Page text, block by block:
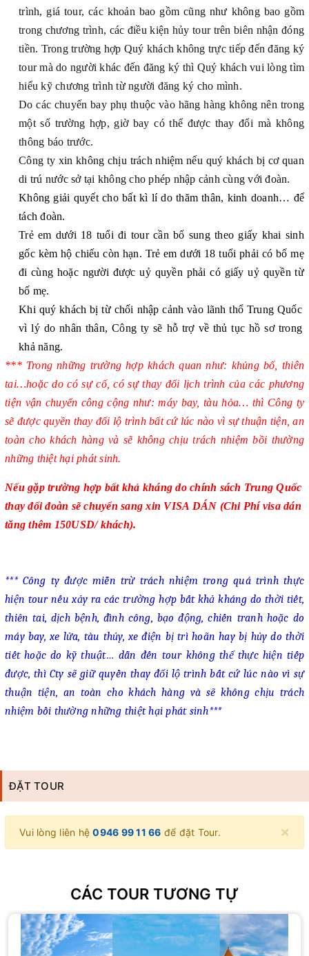
trình, giá tour, các khoản bao gồm cũng như không bao gồm
trong chương trình, các điều kiện hủy tour trên biên nhận đóng
tiền. Trong trường hợp Quý khách không trực tiếp đến đăng ký
tour mà do người khác đến đăng ký thì Quý khách vui lòng tìm
hiểu kỹ chương trình từ người đăng ký cho mình.
Do các chuyến bay phụ thuộc vào hãng hàng không nên trong
một số trường hợp, giờ bay có thể được thay đổi mà không
thông báo trước.
Công ty xin không chịu trách nhiệm nếu quý khách bị cơ quan
di trú nước sở tại không cho phép nhập cảnh cùng với đoàn.
Không giải quyết cho bất kì lí do thăm thân, kinh doanh… để
tách đoàn.
Trẻ em dưới 18 tuổi đi tour cần bổ sung theo giấy khai sinh
gốc kèm hộ chiếu còn hạn. Trẻ em dưới 18 tuổi phải có bố mẹ
đi cùng hoặc người được uỷ quyền phải có giấy uỷ quyền từ
bố mẹ.
Khi quý khách bị từ chối nhập cảnh vào lãnh thổ Trung Quốc
vì lý do nhân thân, Công ty sẽ hỗ trợ về thủ tục hồ sơ trong
khả năng.
*** Trong những trường hợp khách quan như: khủng bố, thiên
tai…hoặc do có sự cố, có sự thay đổi lịch trình của các phương
tiện vận chuyển công cộng như: máy bay, tàu hỏa… thì Công ty
sẽ được quyền thay đổi lộ trình bất cứ lúc nào vì sự thuận tiện, an
toàn cho khách hàng và sẽ không chịu trách nhiệm bồi thường
những thiệt hại phát sinh.
Nếu gặp trường hợp bất khả kháng do chính sách Trung Quốc
thay đổi đoàn sẽ chuyển sang xin VISA DÁN (Chi Phí visa dán
tăng thêm 150USD/ khách).
*** Công ty được miễn trừ trách nhiệm trong quá trình thực
hiện tour nếu xảy ra các trường hợp bất khả kháng do thời tiết,
thiên tai, dịch bệnh, đình công, bạo động, chiến tranh hoặc do
máy bay, xe lửa, tàu thủy, xe điện bị trì hoãn hay bị hủy do thời
tiết hoặc do kỹ thuật… dẫn đến tour không thể thực hiện tiếp
được, thì Cty sẽ giữ quyền thay đổi lộ trình bất cứ lúc nào vì sự
thuận tiện, an toàn cho khách hàng và sẽ không chịu trách
nhiệm bồi thường những thiệt hại phát sinh***
ĐẶT TOUR
×
Vui lòng liên hệ0946 99 11 66 để đặt Tour.
CÁC TOUR TƯƠNG TỰ